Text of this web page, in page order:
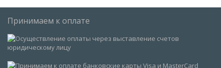
Принимаем к оплате